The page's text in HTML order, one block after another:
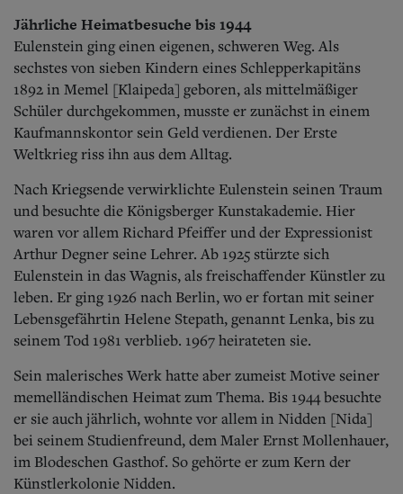
Jährliche Heimatbesuche bis 1944
Eulenstein ging einen eigenen, schweren Weg. Als
sechstes von sieben Kindern eines Schlepperkapitäns
1892 in Memel [Klaipeda] geboren, als mittelmäßiger
Schüler durchgekommen, musste er zunächst in einem
Kaufmannskontor sein Geld verdienen. Der Erste
Weltkrieg riss ihn aus dem Alltag.
Nach Kriegsende verwirklichte Eulenstein seinen Traum
und besuchte die Königsberger Kunstakademie. Hier
waren vor allem Richard Pfeiffer und der Expressionist
Arthur Degner seine Lehrer. Ab 1925 stürzte sich
Eulenstein in das Wagnis, als freischaffender Künstler zu
leben. Er ging 1926 nach Berlin, wo er fortan mit seiner
Lebensgefährtin Helene Stepath, genannt Lenka, bis zu
seinem Tod 1981 verblieb. 1967 heirateten sie.
Sein malerisches Werk hatte aber zumeist Motive seiner
memelländischen Heimat zum Thema. Bis 1944 besuchte
er sie auch jährlich, wohnte vor allem in Nidden [Nida]
bei seinem Studienfreund, dem Maler Ernst Mollenhauer,
im Blodeschen Gasthof. So gehörte er zum Kern der
Künstlerkolonie Nidden.